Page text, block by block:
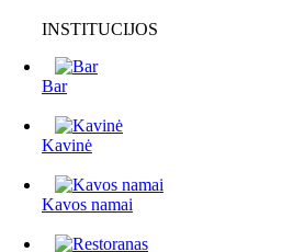
INSTITUCIJOS
Bar
Kavinė
Kavos namai